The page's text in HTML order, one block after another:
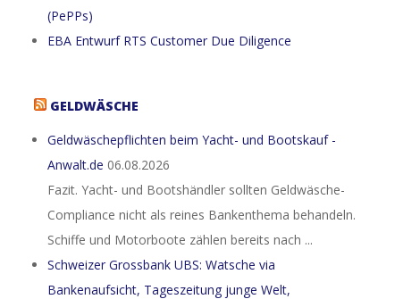
(PePPs)
EBA Entwurf RTS Customer Due Diligence
GELDWÄSCHE
Geldwäschepflichten beim Yacht- und Bootskauf -
Anwalt.de 06.08.2026
Fazit. Yacht- und Bootshändler sollten Geldwäsche-
Compliance nicht als reines Bankenthema behandeln.
Schiffe und Motorboote zählen bereits nach ...
Schweizer Grossbank UBS: Watsche via
Bankenaufsicht, Tageszeitung junge Welt,